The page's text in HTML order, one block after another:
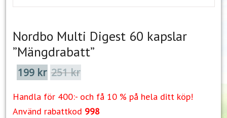
Nordbo Multi Digest 60 kapslar
”Mängdrabatt”
251krDet
ursprungliga
var:
251 kr.
199 kr
Det
nuvarande
är:
199 kr.
Handla för 400:- och få 10 % på hela ditt köp!
Använd rabattkod 998